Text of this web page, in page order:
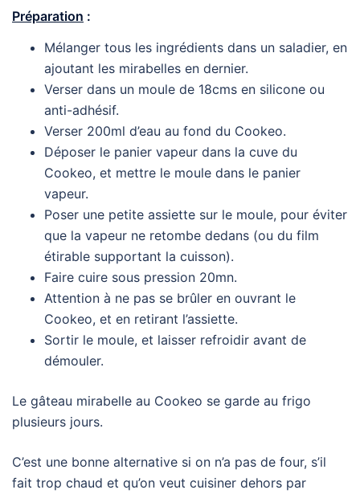
Préparation :
Mélanger tous les ingrédients dans un saladier, en
ajoutant les mirabelles en dernier.
Verser dans un moule de 18cms en silicone ou
anti-adhésif.
Verser 200ml d’eau au fond du Cookeo.
Déposer le panier vapeur dans la cuve du
Cookeo, et mettre le moule dans le panier
vapeur.
Poser une petite assiette sur le moule, pour éviter
que la vapeur ne retombe dedans (ou du film
étirable supportant la cuisson).
Faire cuire sous pression 20mn.
Attention à ne pas se brûler en ouvrant le
Cookeo, et en retirant l’assiette.
Sortir le moule, et laisser refroidir avant de
démouler.
Le gâteau mirabelle au Cookeo se garde au frigo
plusieurs jours.
C’est une bonne alternative si on n’a pas de four, s’il
fait trop chaud et qu’on veut cuisiner dehors par